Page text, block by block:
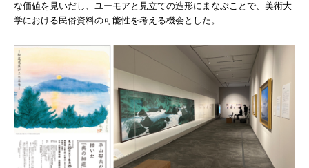
な価値を見いだし、ユーモアと見立ての造形にまなぶことで、美術大
学における民俗資料の可能性を考える機会とした。